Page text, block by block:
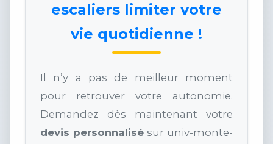
escaliers limiter votre
vie quotidienne !
Il n’y a pas de meilleur moment
pour retrouver votre autonomie.
Demandez dès maintenant votre
devis personnalisé sur univ-monte-